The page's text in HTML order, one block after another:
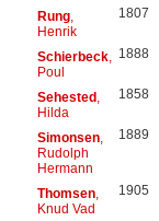
Rung,
Henrik
1807
Schierbeck,
Poul
1888
Sehested,
Hilda
1858
Simonsen,
Rudolph
Hermann
1889
Thomsen,
Knud Vad
1905